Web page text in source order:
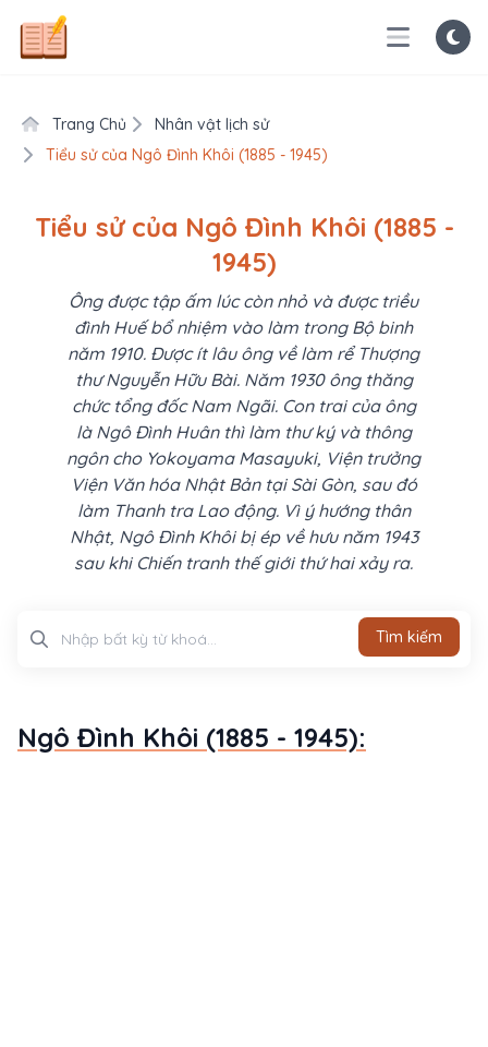
Trang Chủ
Nhân vật lịch sử
Tiểu sử của Ngô Đình Khôi (1885 - 1945)
Tiểu sử của Ngô Đình Khôi (1885 -
1945)
Ông được tập ấm lúc còn nhỏ và được triều
đình Huế bổ nhiệm vào làm trong Bộ binh
năm 1910. Được ít lâu ông về làm rể Thượng
thư Nguyễn Hữu Bài. Năm 1930 ông thăng
chức tổng đốc Nam Ngãi. Con trai của ông
là Ngô Đình Huân thì làm thư ký và thông
ngôn cho Yokoyama Masayuki, Viện trưởng
Viện Văn hóa Nhật Bản tại Sài Gòn, sau đó
làm Thanh tra Lao động. Vì ý hướng thân
Nhật, Ngô Đình Khôi bị ép về hưu năm 1943
sau khi Chiến tranh thế giới thứ hai xảy ra.
Tìm kiếm
Ngô Đình Khôi (1885 - 1945):